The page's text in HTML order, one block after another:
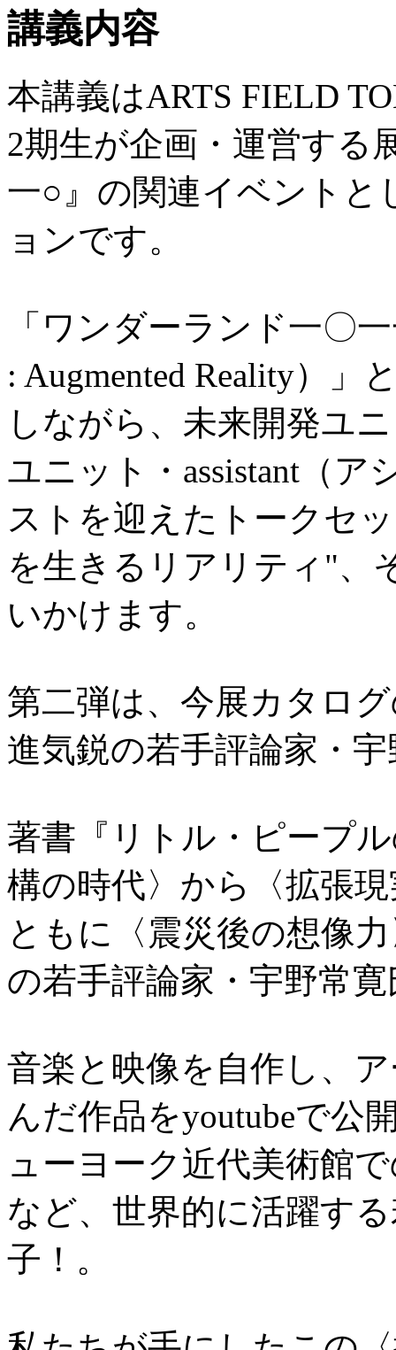
講義内容
本講義はARTS FIELD
2期生が企画・運営する
一○』の関連イベントと
ョンです。
「ワンダーランド一〇
: Augmented Reality）
しながら、未来開発ユ
ユニット・assistant（
ストを迎えたトークセ
を生きるリアリティ"、
いかけます。
第二弾は、今展カタロ
進気鋭の若手評論家・
著書『リトル・ピープ
構の時代〉から〈拡張
ともに〈震災後の想像
の若手評論家・宇野常寛
音楽と映像を自作し、
んだ作品をyoutubeで公
ューヨーク近代美術館
など、世界的に活躍す
子！。